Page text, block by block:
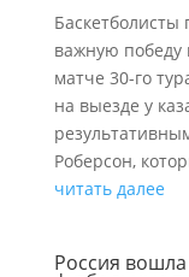
Баскетболисты
важную победу
матче 30-го
на выезде у
Роберсон,
читать далее
Россия вошла